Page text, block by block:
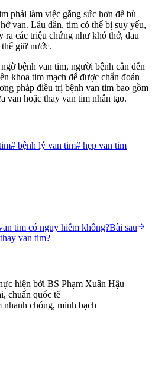
phải làm việc gắng sức hơn để bù
van. Lâu dần, tim có thể bị suy yếu,
ra các triệu chứng như khó thở, đau
giữ nước.
bệnh van tim, người bệnh cần đến
khoa tim mạch để được chẩn đoán
pháp điều trị bệnh van tim bao gồm
van hoặc thay van tim nhân tạo.
# bệnh lý van tim# hẹp van tim
tim có nguy hiểm không?Bài sau
van tim?
hiện bởi BS Phạm Xuân Hậu
chuẩn quốc tế
chóng, minh bạch